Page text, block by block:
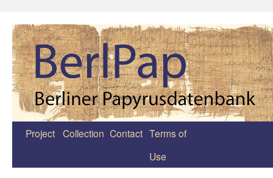
Zum
Project Collection Contact Terms of
Use